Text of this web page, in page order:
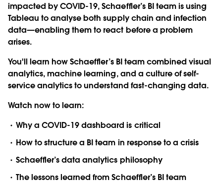
impacted by COVID-19, Schaeffler’s BI team is using
Tableau to analyse both supply chain and infection
data—enabling them to react before a problem
arises.
You'll learn how Schaeffler’s BI team combined visual
analytics, machine learning, and a culture of self-
service analytics to understand fast-changing data.
Watch now to learn:
Why a COVID-19 dashboard is critical
How to structure a BI team in response to a crisis
Schaeffler’s data analytics philosophy
The lessons learned from Schaeffler’s BI team